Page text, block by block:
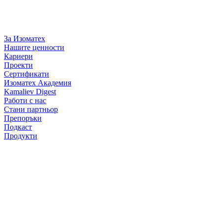
За Изоматех
Нашите ценности
Кариери
Проекти
Сертификати
Изоматех Академия
Kamaliev Digest
Работи с нас
Стани партньор
Препоръки
Подкаст
Продукти